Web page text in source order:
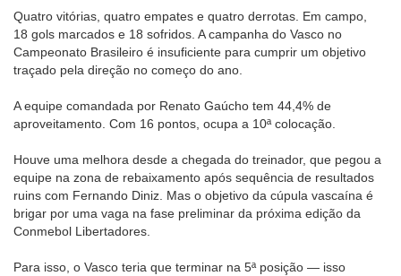
Quatro vitórias, quatro empates e quatro derrotas. Em campo,
18 gols marcados e 18 sofridos. A campanha do Vasco no
Campeonato Brasileiro é insuficiente para cumprir um objetivo
traçado pela direção no começo do ano.
A equipe comandada por Renato Gaúcho tem 44,4% de
aproveitamento. Com 16 pontos, ocupa a 10ª colocação.
Houve uma melhora desde a chegada do treinador, que pegou a
equipe na zona de rebaixamento após sequência de resultados
ruins com Fernando Diniz. Mas o objetivo da cúpula vascaína é
brigar por uma vaga na fase preliminar da próxima edição da
Conmebol Libertadores.
Para isso, o Vasco teria que terminar na 5ª posição — isso